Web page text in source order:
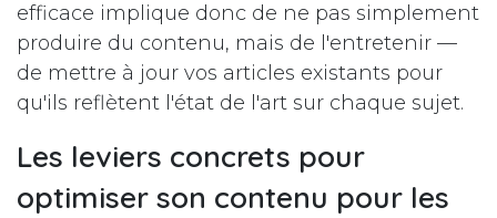
efficace implique donc de ne pas simplement
produire du contenu, mais de l'entretenir —
de mettre à jour vos articles existants pour
qu'ils reflètent l'état de l'art sur chaque sujet.
Les leviers concrets pour
optimiser son contenu pour les